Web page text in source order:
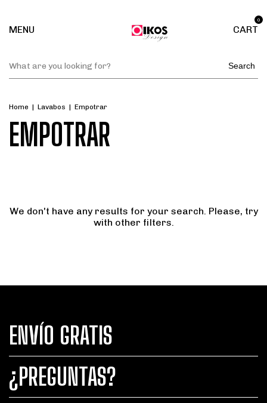
MENU CART
0
Search
Home | Lavabos | Empotrar
EMPOTRAR
We don't have any results for your search. Please, try
with other filters.
ENVÍO GRATIS
¿PREGUNTAS?